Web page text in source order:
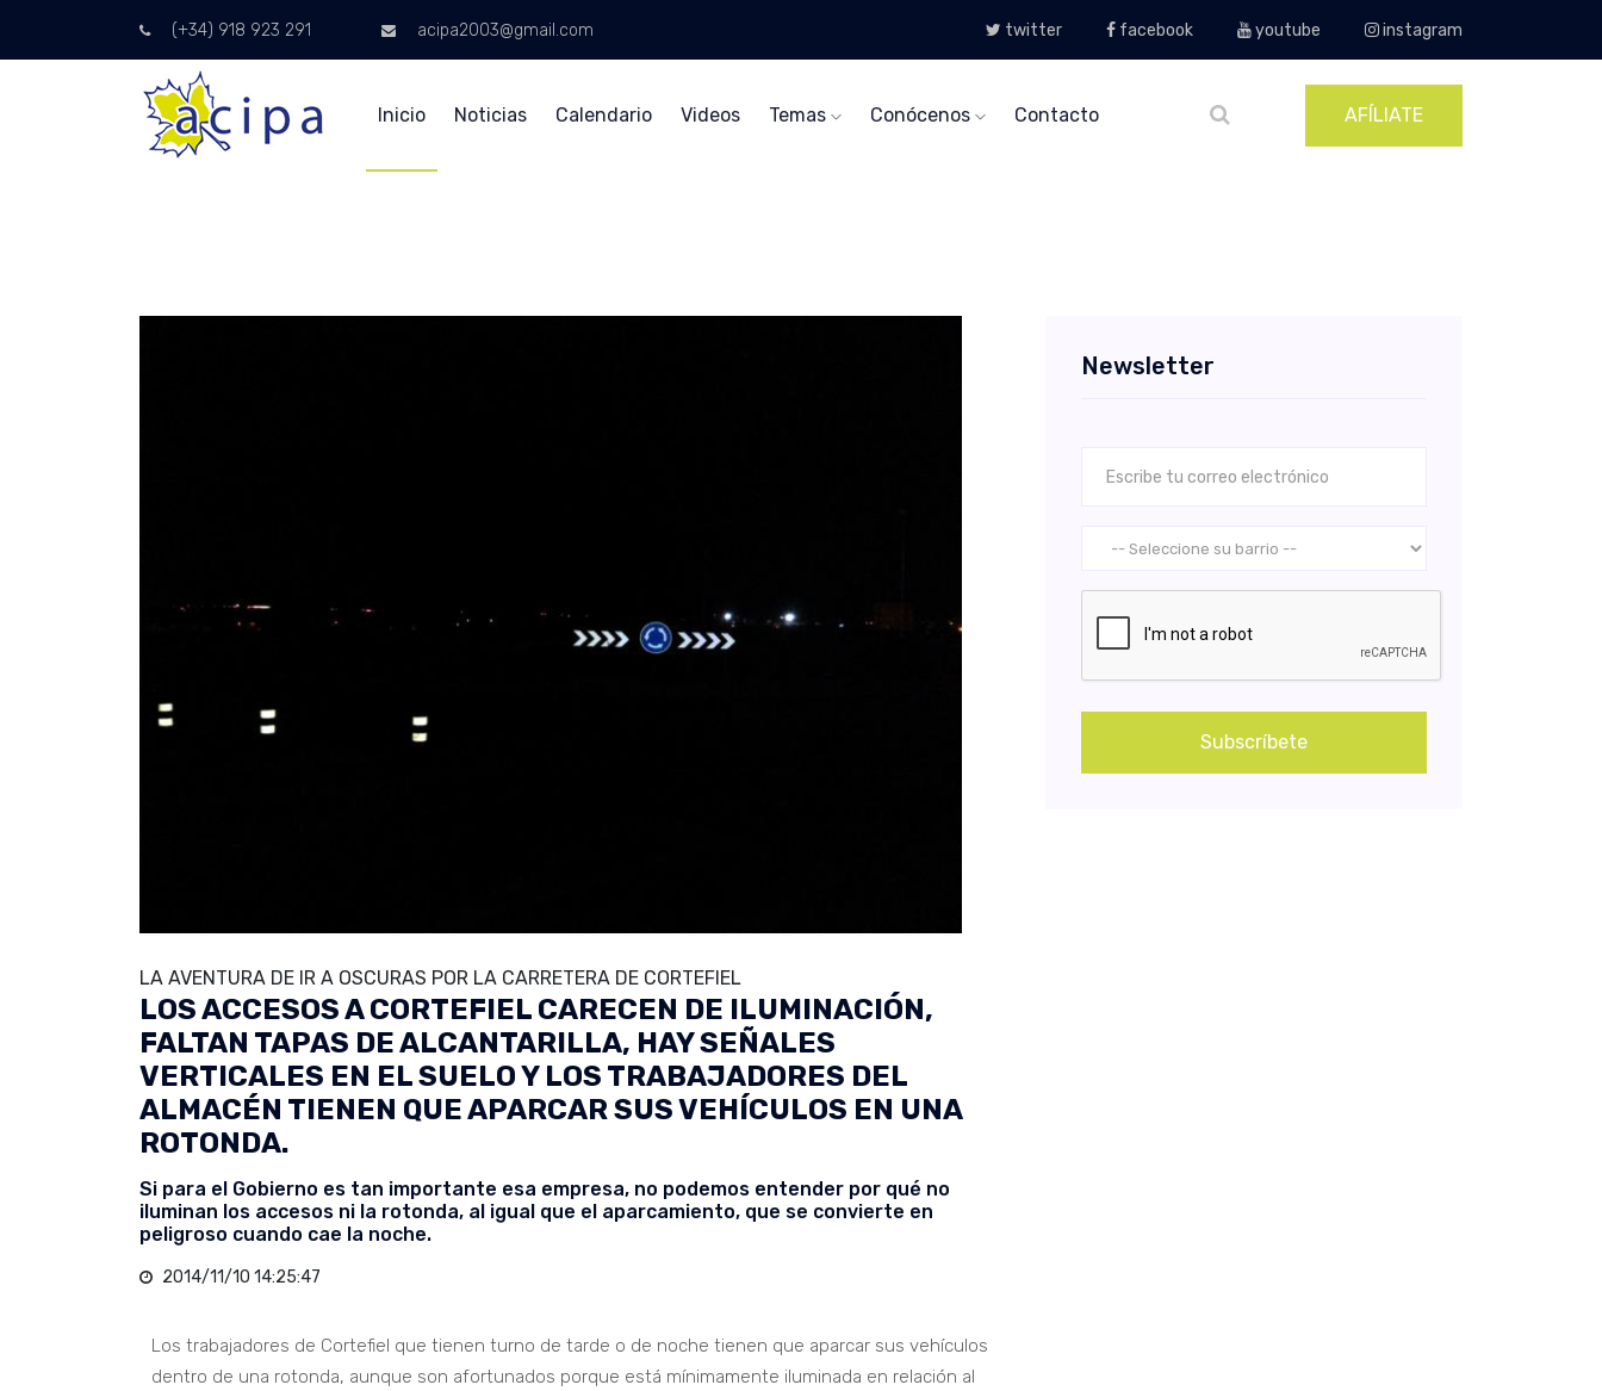
(+34) 918 923 291 acipa2003@gmail.com twitter facebook youtube instagram
Inicio Noticias Calendario Videos Temas Conócenos Contacto AFÍLIATE
LA AVENTURA DE IR A OSCURAS POR LA CARRETERA DE CORTEFIEL
LOS ACCESOS A CORTEFIEL CARECEN DE ILUMINACIÓN,
FALTAN TAPAS DE ALCANTARILLA, HAY SEÑALES
VERTICALES EN EL SUELO Y LOS TRABAJADORES DEL
ALMACÉN TIENEN QUE APARCAR SUS VEHÍCULOS EN UNA
ROTONDA.
Si para el Gobierno es tan importante esa empresa, no podemos entender por qué no
iluminan los accesos ni la rotonda, al igual que el aparcamiento, que se convierte en
peligroso cuando cae la noche.
2014/11/10 14:25:47
Los trabajadores de Cortefiel que tienen turno de tarde o de noche tienen que aparcar sus vehículos
dentro de una rotonda, aunque son afortunados porque está mínimamente iluminada en relación al
Newsletter
Subscríbete